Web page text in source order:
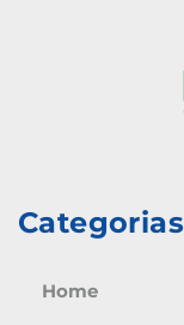
Categorias
Home